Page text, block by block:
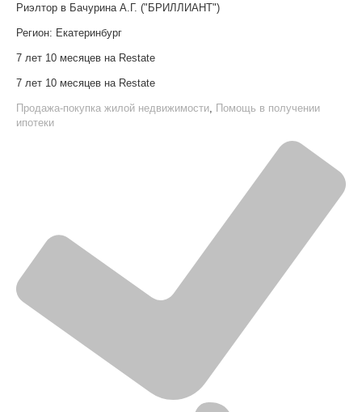
Риэлтор в Бачурина А.Г. ("БРИЛЛИАНТ")
Регион: Екатеринбург
7 лет 10 месяцев на Restate
7 лет 10 месяцев на Restate
Продажа-покупка жилой недвижимости Помощь в получении
ипотеки